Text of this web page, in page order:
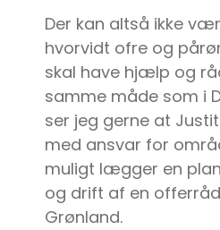
Der kan altså ikke
hvorvidt ofre og
skal have hjælp og
samme måde som i
ser jeg gerne at
med ansvar for
muligt lægger en
og drift af en
Grønland.